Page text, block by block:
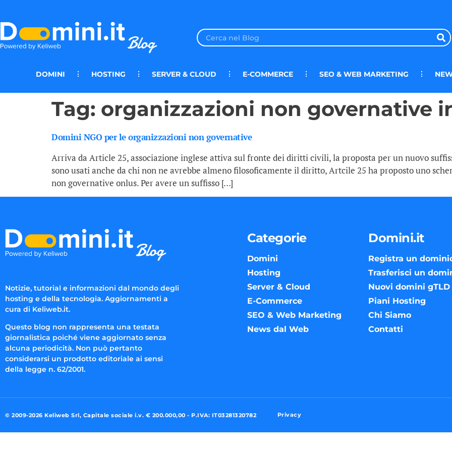
DOMINI HOSTING SERVER & CLOUD E-COMMERCE SEO & WEB MARKETING
Tag: organizzazioni non governative
Domini NGO per le organizzazioni non governative
Arriva da Article 25, associazione inglese attiva sul fronte dei diritti civili, la proposta per un nuovo
sono usati anche da chi non ne avrebbe almeno filosoficamente il diritto, Artcile 25 ha proposto uno
non governative onlus. Per avere un suffisso […]
Notizie, tutorial e informazioni dal mondo degli
hosting e della tecnologia. Aggiornamenti a
cura di Keliweb.it.
Questo blog non rappresenta una testata
giornalistica poiché viene aggiornato senza
alcuna periodicità. Non può pertanto
considerarsi un prodotto editoriale ai sensi
della legge n. 62/2001.
Categorie
Domini
Hosting
Server & Cloud
E-Commerce
SEO & Web Marketing
News dal Web
Domini.it
Registra un
Trasferisci un
Nuovi domini gTLD
Piani Hosting
Chi Siamo
Contatti
© 2009-2026 Keliweb Srl, Capitale sociale i.v. € 200.000,00 - P.IVA: IT03281320782 Privacy